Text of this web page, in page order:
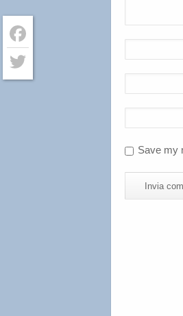
Save my
Facebook
Twitter